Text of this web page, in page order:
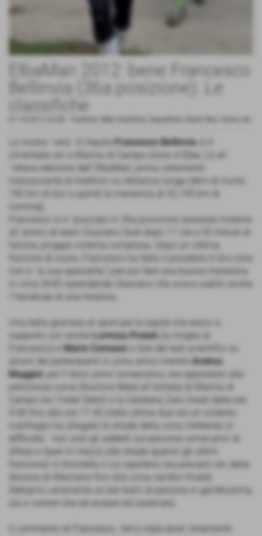
ElbaMan 2012: bene Francesco
Bellinvia (36a posizione). Le
classifiche
La nostra ´vera´ (!) Aquila Francesco Bellinviasi è
cimentata ieri a Marina di Campo (Isola d´Elba, LI) all
´ottava edizione dell´ElbaMan, prova veramente
massacrante di triathlon su distanza lunga (4km di nuoto,
180 km di bici e quindi la maratona di 42,195 km di
running).
Francesco si e´ piazzato in 36a posizione assoluta insieme
all´amico di team Graziano Sodi dopo 11 ore e 50 minuti di
fatiche, pioggia violenta compresa. Dopo un´ottima
frazione di nuoto, Francesco ha fatto il possibile in bici (che
non e´ la sua specialita´) per poi fare una buona maratona
in circa 3h45 riprendendo Graziano che aveva subìto anche
l´handicap di una foratura.
Una bella giornata di sport per le aquile che erano a
supporto con anche
Lorenza Pratali
(la moglie di
Francesco) e Mario Comassi
a fare dei test scientifici su
alcuni dei partecipanti in zona arrivo mentre Andrea
Maggini , per il terzo anno consecutivo, era appostato alla
pericolosa curva (frazione Bike) all´entrata di Marina di
Campo tra l´hotel Select e la Gelateria Zero Gradi dalle ore
9.00 fino alle ore 17.40 (nelle ultime due ore un violento
nubifragio ha allagato le strade della zona mettendo in
difficolta´ non solo gli addetti sul percorso ormai privi di
difese e ripari in mezzo alle strade quanto gli ultimi
frazionisti in bicicletta il cui equilibrio era precario sin dalla
discesa di Marciana fino alla zona cambio finale).
Abbiamo veramente un bel team di persone in gambissima,
sia a correre che ad aiutare ed osservare.
Il commento di Francesco:
´Ieri è stata dura! Veramente